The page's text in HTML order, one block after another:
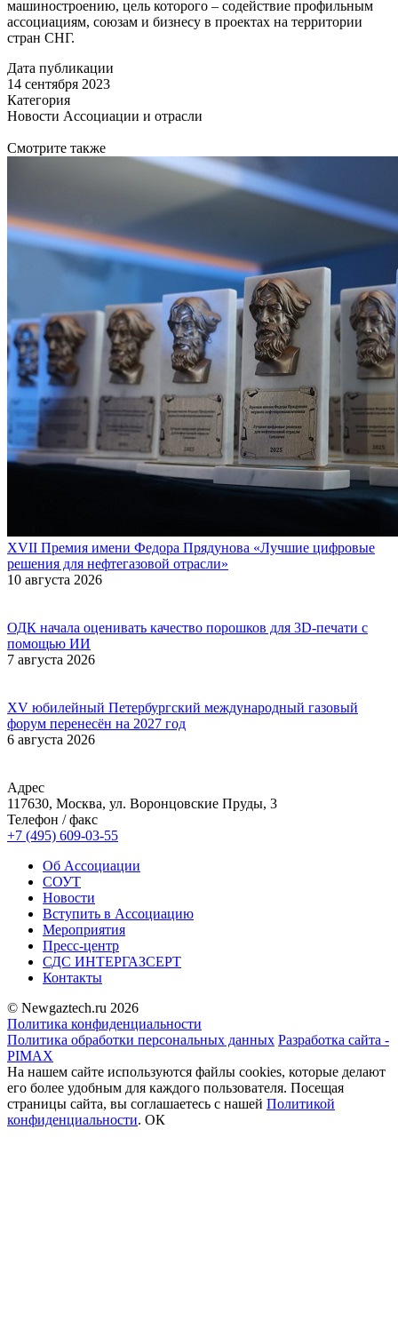
машиностроению, цель которого – содействие профильным
ассоциациям, союзам и бизнесу в проектах на территории
стран СНГ.
Дата публикации
14 сентября 2023
Категория
Новости Ассоциации и отрасли
Смотрите также
XVII Премия имени Федора Прядунова «Лучшие цифровые
решения для нефтегазовой отрасли»
10 августа 2026
ОДК начала оценивать качество порошков для 3D-печати с
помощью ИИ
7 августа 2026
XV юбилейный Петербургский международный газовый
форум перенесён на 2027 год
6 августа 2026
Адрес
117630, Москва, ул. Воронцовские Пруды, 3
Телефон / факс
+7 (495) 609-03-55
Об Ассоциации
СОУТ
Новости
Вступить в Ассоциацию
Мероприятия
Пресс-центр
СДС ИНТЕРГАЗСЕРТ
Контакты
© Newgaztech.ru 2026
Политика конфиденциальности
Политика обработки персональных данных Разработка сайта -
PIMAX
На нашем сайте используются файлы cookies, которые делают
его более удобным для каждого пользователя. Посещая
страницы сайта, вы соглашаетесь c нашей Политикой
конфиденциальности. ОК